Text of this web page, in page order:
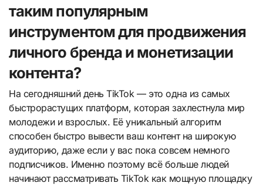
таким популярным
инструментом для продвижения
личного бренда и монетизации
контента?
На сегодняшний день TikTok — это одна из самых
быстрорастущих платформ, которая захлестнула мир
молодежи и взрослых. Её уникальный алгоритм
способен быстро вывести ваш контент на широкую
аудиторию, даже если у вас пока совсем немного
подписчиков. Именно поэтому всё больше людей
начинают рассматривать TikTok как мощную площадку